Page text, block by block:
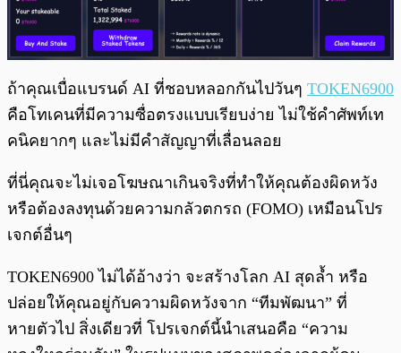
ถ้าคุณเบื่อแบรนด์ AI ที่ชอบหลอกกันไปวันๆ TOKEN6900
คือโทเคนที่มีความซื่อตรงแบบเรียบง่าย ไม่ใช้คำศัพท์เท
คนิคยากๆ และไม่มีคำสัญญาที่เลื่อนลอย
ที่นี่คุณจะไม่เจอโฆษณาเกินจริงที่ทำให้คุณต้องผิดหวัง
หรือต้องลงทุนด้วยความกลัวตกรถ (FOMO) เหมือนโปร
เจกต์อื่นๆ
TOKEN6900 ไม่ได้อ้างว่า จะสร้างโลก AI สุดล้ำ หรือ
ปล่อยให้คุณอยู่กับความผิดหวังจาก “ทีมพัฒนา” ที่
หายตัวไป สิ่งเดียวที่ โปรเจกต์นี้นำเสนอคือ “ความ